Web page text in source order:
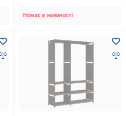
Немає в наявності